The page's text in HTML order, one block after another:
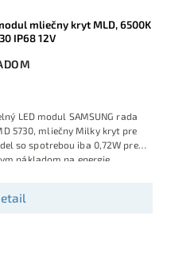
mliečny kryt MLD, 6500K
IP68 12V
LED modul SAMSUNG rada
5730, mliečny Milky kryt pre
so spotrebou iba 0,72W pre
nákladom na energie.